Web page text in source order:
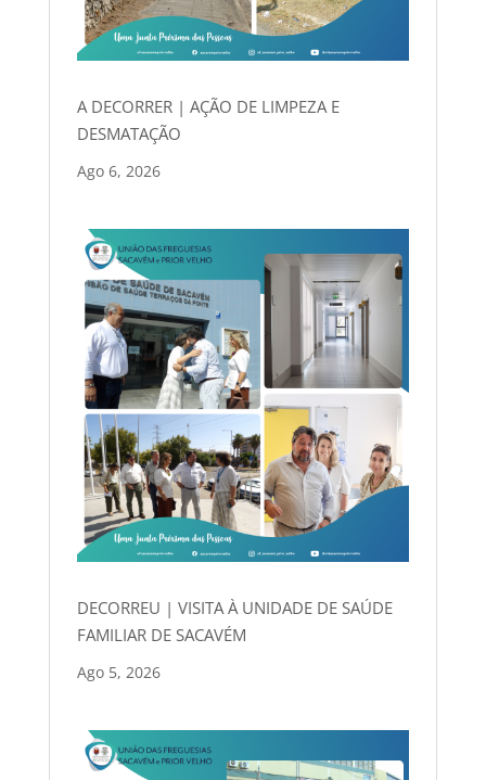
A DECORRER | AÇÃO DE LIMPEZA E
DESMATAÇÃO
Ago 6, 2026
DECORREU | VISITA À UNIDADE DE SAÚDE
FAMILIAR DE SACAVÉM
Ago 5, 2026